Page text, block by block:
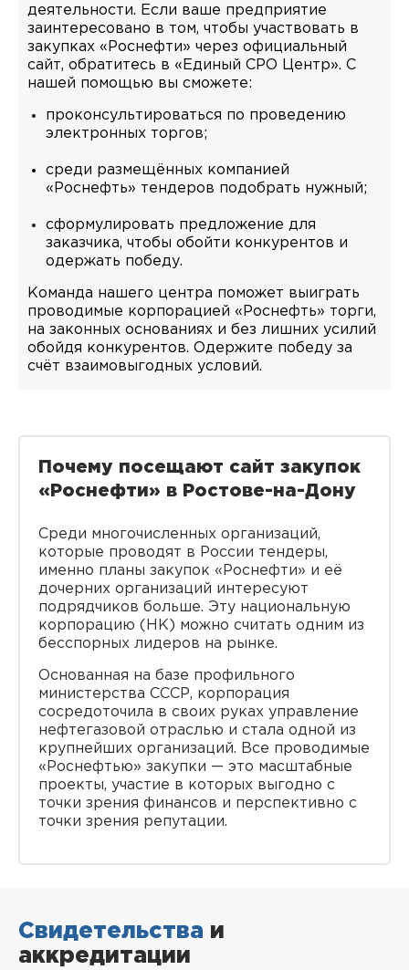
деятельности. Если ваше предприятие
заинтересовано в том, чтобы участвовать в
закупках «Роснефти» через официальный
сайт, обратитесь в «Единый СРО Центр». С
нашей помощью вы сможете:
проконсультироваться по проведению
электронных торгов;
среди размещённых компанией
«Роснефть» тендеров подобрать нужный;
сформулировать предложение для
заказчика, чтобы обойти конкурентов и
одержать победу.
Команда нашего центра поможет выиграть
проводимые корпорацией «Роснефть» торги,
на законных основаниях и без лишних усилий
обойдя конкурентов. Одержите победу за
счёт взаимовыгодных условий.
Почему посещают сайт закупок
«Роснефти» в Ростове-на-Дону
Среди многочисленных организаций,
которые проводят в России тендеры,
именно планы закупок «Роснефти» и её
дочерних организаций интересуют
подрядчиков больше. Эту национальную
корпорацию (НК) можно считать одним из
бесспорных лидеров на рынке.
Основанная на базе профильного
министерства СССР, корпорация
сосредоточила в своих руках управление
нефтегазовой отраслью и стала одной из
крупнейших организаций. Все проводимые
«Роснефтью» закупки — это масштабные
проекты, участие в которых выгодно с
точки зрения финансов и перспективно с
точки зрения репутации.
Свидетельства и
аккредитации